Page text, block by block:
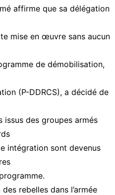
affirme que sa délégation
mise en œuvre sans aucun
de démobilisation,
(P-DDRCS), a décidé de
des groupes armés
intégration sont devenus
rebelles dans l’armée